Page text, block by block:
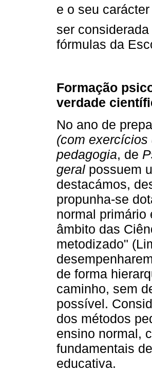
e o seu carácter
ser
fórmulas da
Formação
verdade
No ano de
(com exercícios
pedagogia, de
geral possuem
destacámos,
propunha-se
normal primário
âmbito das
metodizado"
de forma
caminho, sem
possível.
dos métodos
ensino normal,
fundamentais
educativa.